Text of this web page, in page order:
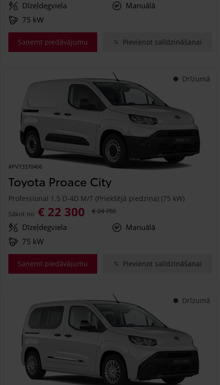
Dīzeļdegviela
Manuālā
75 kW
Saņemt piedāvājumu Pievienot salīdzināšanai
Drīzumā
#PVT3370406
Toyota Proace City
Professional 1.5 D-4D M/T (Priekšējā piedziņa) (75 kW)
Sākot no € 22 300 € 24 750
Dīzeļdegviela
Manuālā
75 kW
Saņemt piedāvājumu Pievienot salīdzināšanai
Drīzumā